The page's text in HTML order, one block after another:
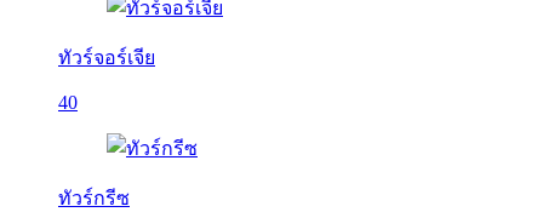
ทัวร์จอร์เจีย
40
ทัวร์กรีซ